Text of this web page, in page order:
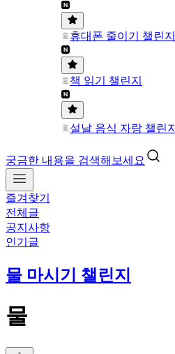
휴대폰 줄이기 챌린지
책 읽기 챌린지
설날 음식 자랑 챌린지
궁금한 내용을 검색해보세요
즐겨찾기
전체글
공지사항
인기글
물 마시기 챌린지
물